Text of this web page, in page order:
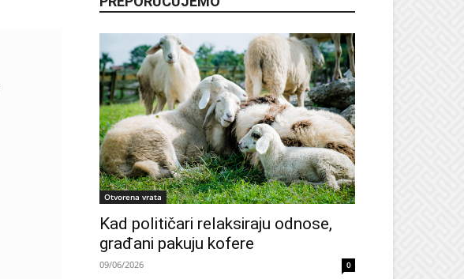
Otvorena vrata
Kad političari relaksiraju odnose,
građani pakuju kofere
09/06/2026 0